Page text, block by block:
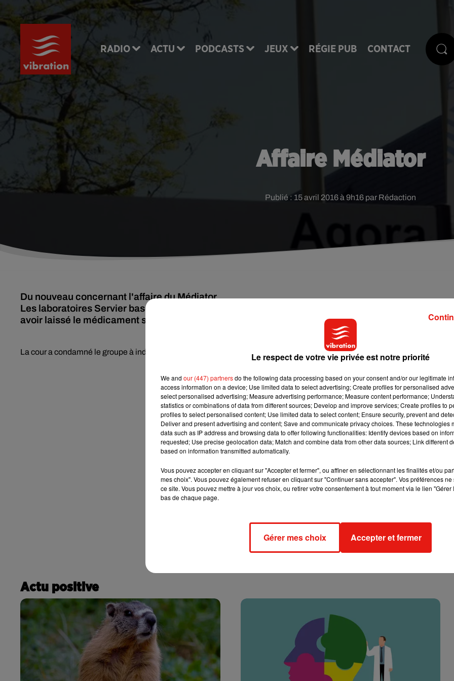
RADIO ACTU PODCASTS JEUX RÉGIE PUB CONTACT
Affaire Médiator
Publié : 15 avril 2016 à 9h16 par Rédaction
Du nouveau concernant l'affaire du Médiator.
Les laboratoires Servier basés dans le Loiret, ont été condamnés pour la première fois au civil pour
avoir laissé le médicament sur le marché tout en sachant qu'il était défectueux.
La cour a condamné le groupe à indemniser une patiente à hauteur de 7 600€.
Actu positive
Le respect de votre vie privée est notre priorité
We and our (447) partnersdo the following data processing based on your consent and/or our legitimate
access information on a device; Use limited data to select advertising; Create profiles for personalised
select personalised advertising; Measure advertising performance; Measure content performance;
statistics or combinations of data from different sources; Develop and improve services; Create profiles to
profiles to select personalised content; Use limited data to select content; Ensure security, prevent and
Deliver and present advertising and content; Save and communicate privacy choices. These technologies
data such as IP address and browsing data to offer following functionalities: Identify devices based on
requested; Use precise geolocation data; Match and combine data from other data sources; Link different
based on information transmitted automatically.
Vous pouvez accepter en cliquant sur "Accepter et fermer", ou affiner en sélectionnant les finalités et/ou
mes choix". Vous pouvez également refuser en cliquant sur "Continuer sans accepter". Vos préférences
ce site. Vous pouvez mettre à jour vos choix, ou retirer votre consentement à tout moment via le lien
bas de chaque page.
Gérer mes choix Accepter et fermer